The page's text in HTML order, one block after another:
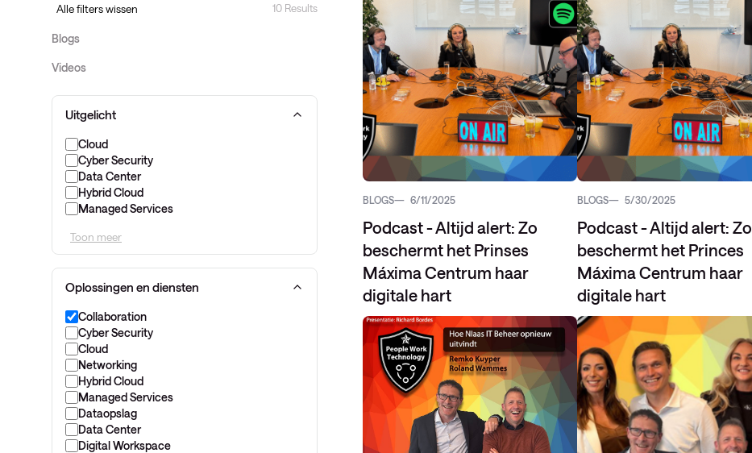
10 Results
Alle filters wissen
Blogs
Videos
Uitgelicht
Cloud
Cyber Security
Data Center
Hybrid Cloud
Managed Services
Toon meer
Oplossingen en diensten
Collaboration
Cyber Security
Cloud
Networking
Hybrid Cloud
Managed Services
Dataopslag
Data Center
Digital Workspace
BLOGS 6/11/2025
Podcast - Altijd alert: Zo
beschermt het Prinses
Máxima Centrum haar
digitale hart
BLOGS 5/30/2025
Podcast - Altijd alert: Zo
beschermt het Princes
Máxima Centrum haar
digitale hart